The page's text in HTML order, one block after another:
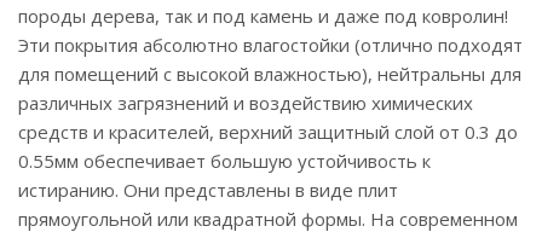
породы дерева, так и под камень и даже под ковролин!
Эти покрытия абсолютно влагостойки (отлично подходят
для помещений с высокой влажностью), нейтральны для
различных загрязнений и воздействию химических
средств и красителей, верхний защитный слой от 0.3 до
0.55мм обеспечивает большую устойчивость к
истиранию. Они представлены в виде плит
прямоугольной или квадратной формы. На современном